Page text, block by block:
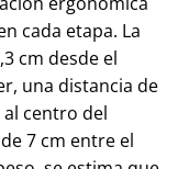
cada etapa. La
cm desde el
una distancia de
centro del
7 cm entre el